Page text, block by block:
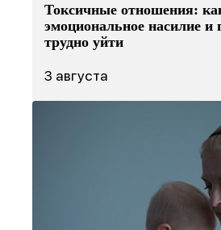
Токсичные отношения:
эмоциональное насилие и
трудно уйти
3 августа